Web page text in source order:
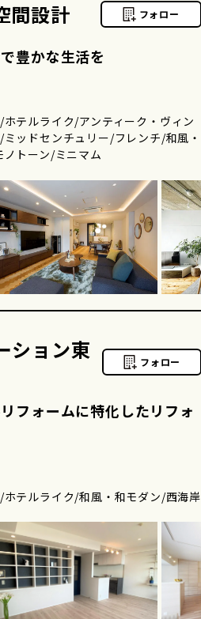
間設計 フォロー
豊かな生活を
テルライク/アンティーク・ヴィン
ッドセンチュリー/フレンチ/和風・
トーン/ミニマム
ション東
フォロー
フォームに特化したリフォ
テルライク/和風・和モダン/西海岸